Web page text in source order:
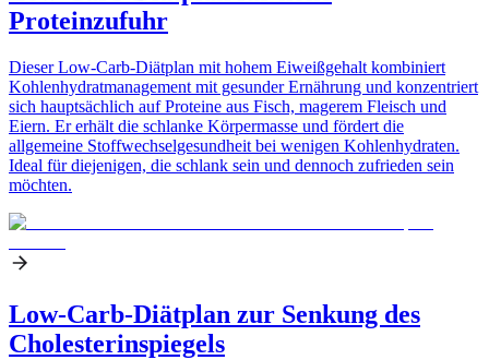
Proteinzufuhr
Dieser Low-Carb-Diätplan mit hohem Eiweißgehalt kombiniert
Kohlenhydratmanagement mit gesunder Ernährung und konzentriert
sich hauptsächlich auf Proteine aus Fisch, magerem Fleisch und
Eiern. Er erhält die schlanke Körpermasse und fördert die
allgemeine Stoffwechselgesundheit bei wenigen Kohlenhydraten.
Ideal für diejenigen, die schlank sein und dennoch zufrieden sein
möchten.
Low-Carb-Diätplan zur Senkung des
Cholesterinspiegels